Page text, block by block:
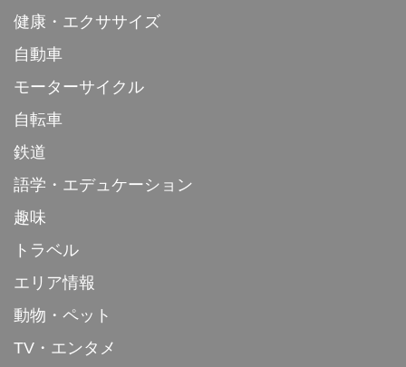
健康・エクササイズ
自動車
モーターサイクル
自転車
鉄道
語学・エデュケーション
趣味
トラベル
エリア情報
動物・ペット
TV・エンタメ